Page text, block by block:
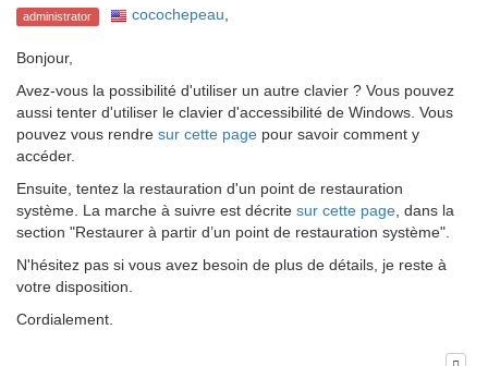
administrator cocochepeau,
Bonjour,
Avez-vous la possibilité d'utiliser un autre clavier ? Vous pouvez
aussi tenter d'utiliser le clavier d'accessibilité de Windows. Vous
pouvez vous rendre sur cette page pour savoir comment y
accéder.
Ensuite, tentez la restauration d'un point de restauration
système. La marche à suivre est décrite sur cette page, dans la
section "Restaurer à partir d’un point de restauration système".
N'hésitez pas si vous avez besoin de plus de détails, je reste à
votre disposition.
Cordialement.